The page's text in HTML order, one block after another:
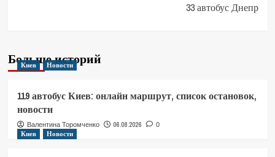
33 автобус Днепр
Больше историй
Киев Новости
119 автобус Киев: онлайн маршрут, список остановок,
новости
Валентина Торомченко 06.08.2026 0
Киев Новости